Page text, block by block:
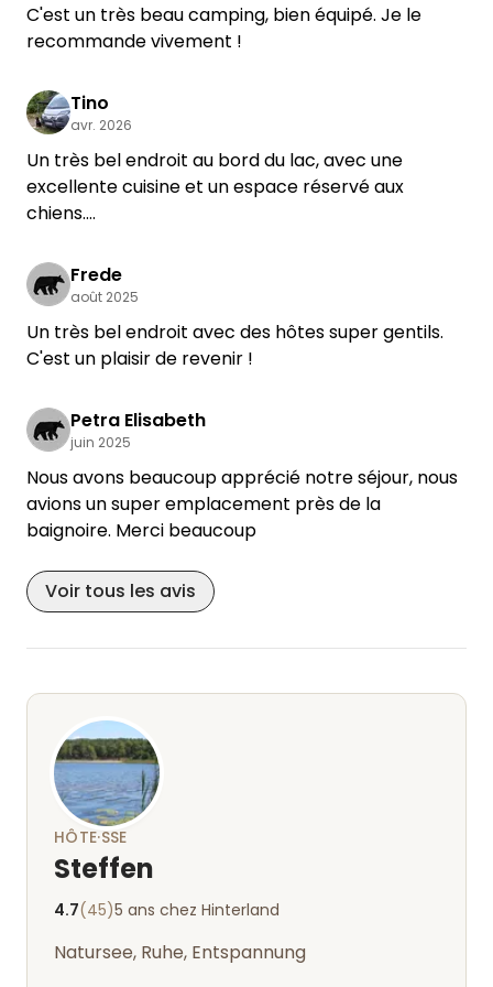
aucun doute. La prochaine fois, nous
n'emporterons que nos vélos.
séjour, il n'y avait pas grand monde. Ils veillent à ce
que le camping ne soit pas surpeuplé et c'est ce
que nous apprécions particulièrement. Les
sanitaires sont tout à fait corrects, si seulement
tout le monde prenait la peine de les laisser
propres. Mais cela dépend uniquement des
Les environs sont calmes. On entend parfois le
train ou la route, mais cela ne nous a pas
dérangés.
À la prochaine fois
C'est un très beau camping, bien équipé. Je le
recommande vivement !
Tino
avr. 2026
Un très bel endroit au bord du lac, avec une
excellente cuisine et un espace réservé aux
chiens.
Tino et Kathleen
Frede
août 2025
Un très bel endroit avec des hôtes super gentils.
C'est un plaisir de revenir !
Petra Elisabeth
juin 2025
Nous avons beaucoup apprécié notre séjour, nous
avions un super emplacement près de la
baignoire. Merci beaucoup
Voir tous les avis
HÔTE·SSE
Steffen
4.7(45)5 ans chez Hinterland
Natursee, Ruhe, Entspannung